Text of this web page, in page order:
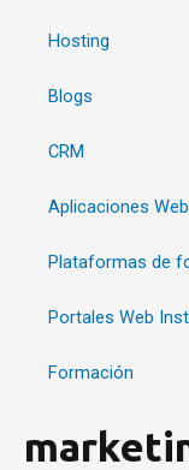
Hosting
Blogs
CRM
Aplicaciones Web
Plataformas de
Portales Web
Formación